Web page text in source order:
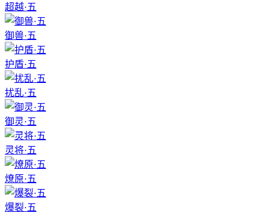
超越·五
御兽·五
护盾·五
扰乱·五
御灵·五
灵将·五
燎原·五
爆裂·五